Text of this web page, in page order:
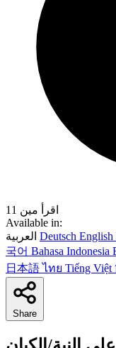
11 اقرأ مين
Available in:
Deutsch English
국어 Bahasa Indonesia
日本語ไทย Tiếng Việt
Share